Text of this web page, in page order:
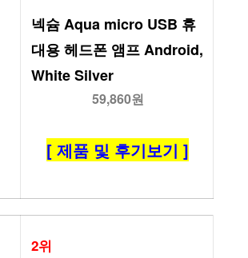
넥슘 Aqua micro USB 휴
대용 헤드폰 앰프 Android,
White Silver
59,860원
[ 제품 및 후기보기 ]
2위